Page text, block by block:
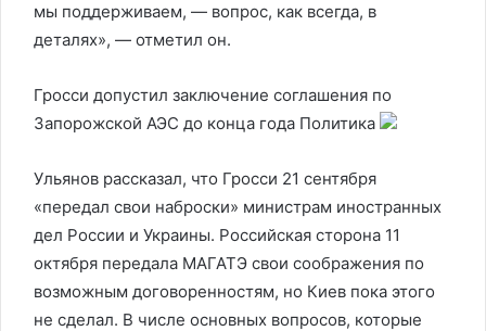
мы поддерживаем, — вопрос, как всегда, в
деталях», — отметил он.
Гросси допустил заключение соглашения по
Запорожской АЭС до конца года Политика
Ульянов рассказал, что Гросси 21 сентября
«передал свои наброски» министрам иностранных
дел России и Украины. Российская сторона 11
октября передала МАГАТЭ свои соображения по
возможным договоренностям, но Киев пока этого
не сделал. В числе основных вопросов, которые